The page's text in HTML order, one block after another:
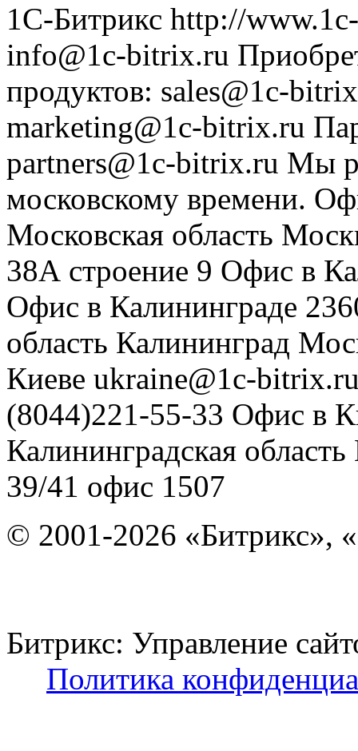
1С-Битрикс http://
info@1c-bitrix.ru
продуктов: sales@1c-
marketing@1c-bitrix.ru
partners@1c-bitrix.ru Мы
московскому времени.
Московская область
38А строение 9 Офис в
Офис в Калининграде
область Калининград
Киеве ukraine@1c-
(8044)221-55-33 Офис в
Калининградская область
39/41 офис 1507
© 2001-2026 «Битрикс»,
Битрикс: Управление
Политика